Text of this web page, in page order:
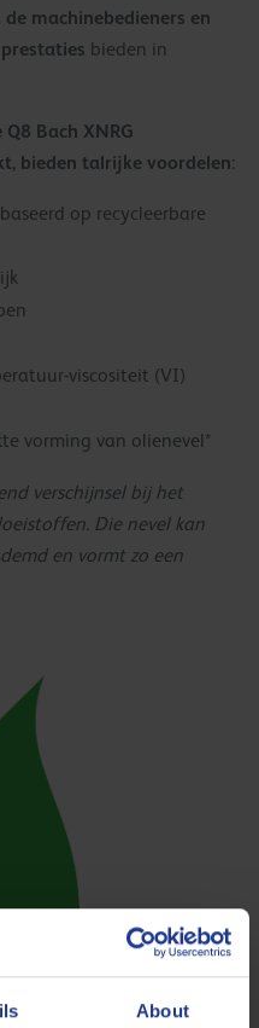
About
machinebedieners en
prestaties bieden in
Bach XNRG
bieden talrijke voordelen:
op recycleerbare
viscositeit (VI)
vorming van olienevel*
verschijnsel bij het
Die nevel kan
en vormt zo een